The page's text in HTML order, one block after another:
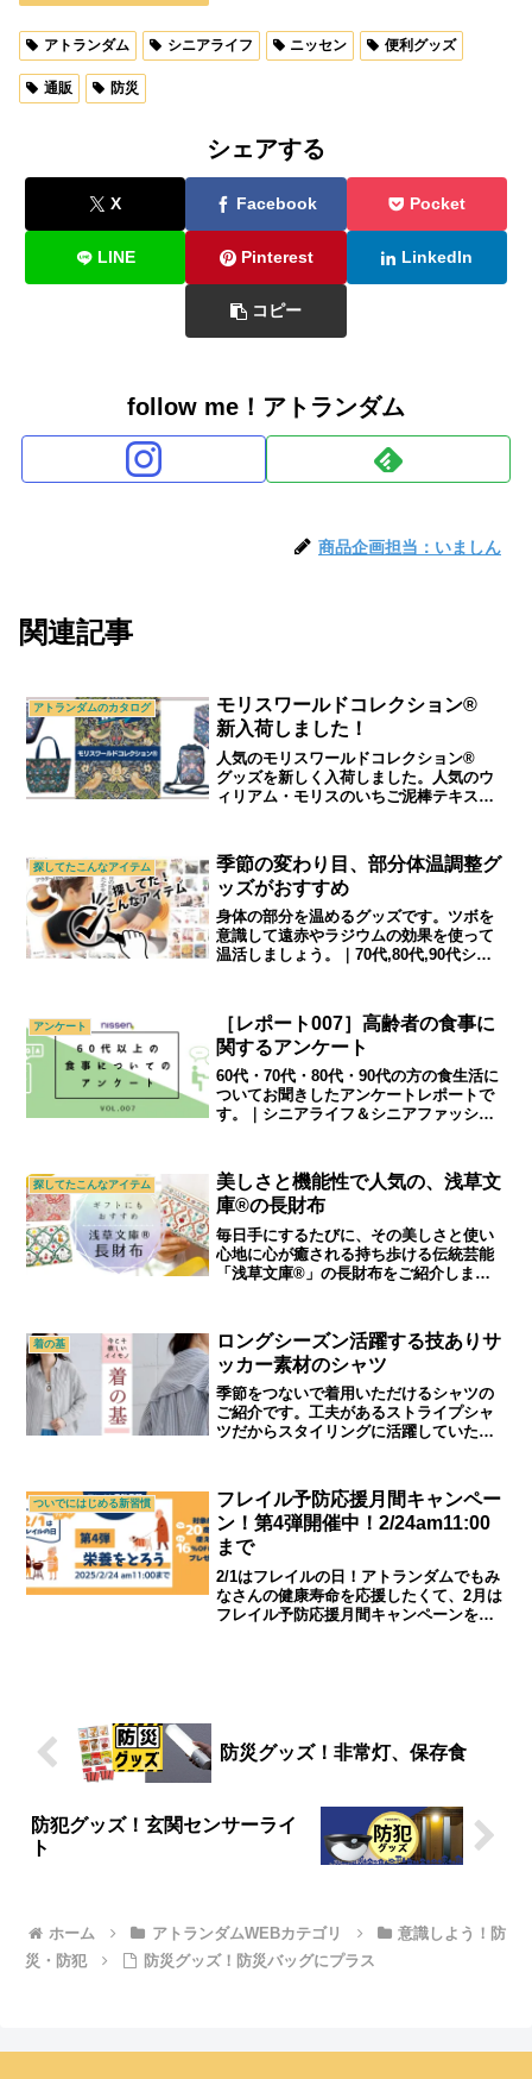
アトランダム シニアライフ ニッセン 便利グッズ
通販 防災
シェアする
X Facebook Pocket
LINE Pinterest LinkedIn
コピー
follow me！アトランダム
商品企画担当：いましん
関連記事
アトランダムのカタログ
モリスワールドコレクション®
新入荷しました！
人気のモリスワールドコレクション®
グッズを新しく入荷しました。人気のウ
ィリアム・モリスのいちご泥棒テキスタ
ョン通販ショップ「アトランダム」
探してたこんなアイテム
季節の変わり目、部分体温調整グ
ッズがおすすめ
身体の部分を温めるグッズです。ツボを
意識して遠赤やラジウムの効果を使って
温活しましょう。｜70代,80代,90代シニ
アンケート
［レポート007］高齢者の食事に
関するアンケート
60代・70代・80代・90代の方の食生活に
ついてお聞きしたアンケートレポートで
す。｜シニアライフ＆シニアファッショ
探してたこんなアイテム
美しさと機能性で人気の、浅草文
庫®の長財布
毎日手にするたびに、その美しさと使い
心地に心が癒される持ち歩ける伝統芸能
「浅草文庫®」の長財布をご紹介しま
着の基
ロングシーズン活躍する技ありサ
ッカー素材のシャツ
季節をつないで着用いただけるシャツの
ご紹介です。工夫があるストライプシャ
ツだからスタイリングに活躍していただ
ついでにはじめる新習慣
フレイル予防応援月間キャンペー
ン！第4弾開催中！2/24am11:00
まで
2/1はフレイルの日！アトランダムでもみ
なさんの健康寿命を応援したくて、2月は
フレイル予防応援月間キャンペーンを行
防災グッズ！非常灯、保存食
防犯グッズ！玄関センサーライ
ト
ホーム アトランダムWEBカテゴリ
意識しよう！防
災・防犯
防災グッズ！防災バッグにプラス